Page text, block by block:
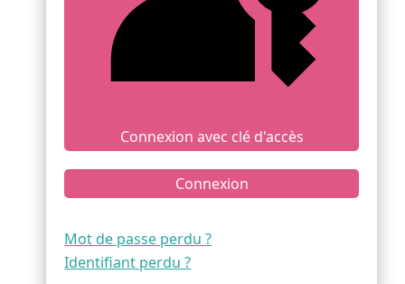
Connexion avec clé d'accès
Connexion
Mot de passe perdu ?
Identifiant perdu ?